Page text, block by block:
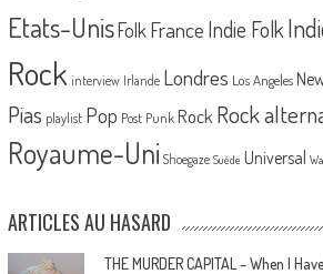
Etats-UnisFolk France Indie Folk
Rock interview Irlande Londres Los Angeles
Pias playlist Pop Post Punk Rock Rock
Royaume-Uni Shoegaze Suède Universal
ARTICLES AU HASARD
THE MURDER CAPITAL – When I